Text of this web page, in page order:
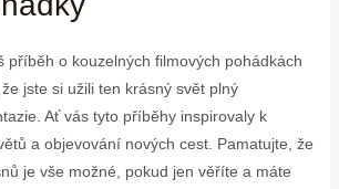
příběh o kouzelných filmových pohádkách
jste si užili ten krásný svět plný
Ať vás tyto příběhy inspirovaly k
a objevování nových cest. Pamatujte, že
je vše možné, pokud jen věříte a máte